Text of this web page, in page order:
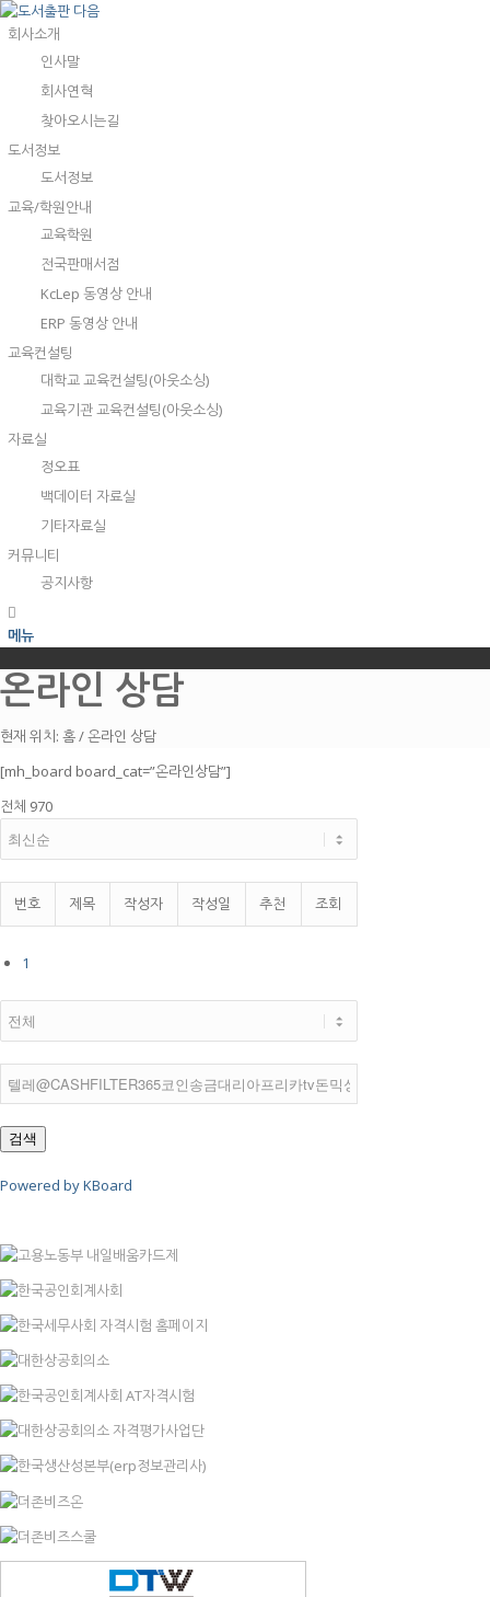
회사소개
인사말
회사연혁
찾아오시는길
도서정보
도서정보
교육/학원안내
교육학원
전국판매서점
KcLep 동영상 안내
ERP 동영상 안내
교육컨설팅
대학교 교육컨설팅(아웃소싱)
교육기관 교육컨설팅(아웃소싱)
자료실
정오표
백데이터 자료실
기타자료실
커뮤니티
공지사항
메뉴
온라인 상담
현재 위치: 홈/온라인 상담
[mh_board board_cat=”온라인상담”]
전체 970
번호 제목 작성자 작성일 추천 조회
1
검색
Powered by KBoard